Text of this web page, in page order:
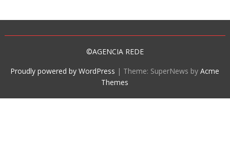
©AGENCIA REDE
Proudly powered by WordPress | Theme: SuperNews byAcme
Themes